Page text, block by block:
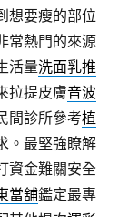
想要瘦的部位
常熱門的來源
活量洗面乳推
拉提皮膚音波
間診所參考植
。最堅強瞭解
資金難關安全
當舖鑑定最專